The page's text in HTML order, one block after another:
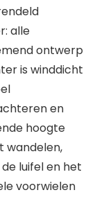
alle
ontwerp
is winddicht
en
hoogte
wandelen,
luifel en het
voorwielen